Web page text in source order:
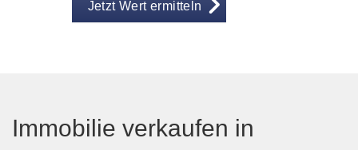
Jetzt Wert ermitteln
Immobilie verkaufen in